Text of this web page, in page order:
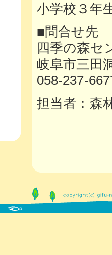
小学校３年
■問合せ先
四季の森セ
岐阜市三田
058-237-
担当者：